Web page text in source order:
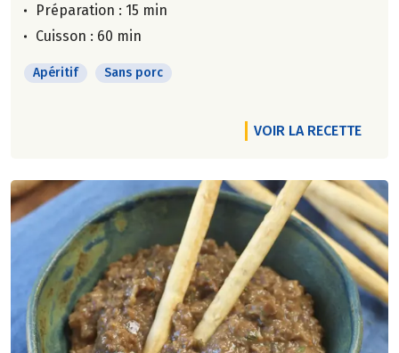
Préparation : 15 min
Cuisson : 60 min
Apéritif Sans porc
VOIR LA RECETTE